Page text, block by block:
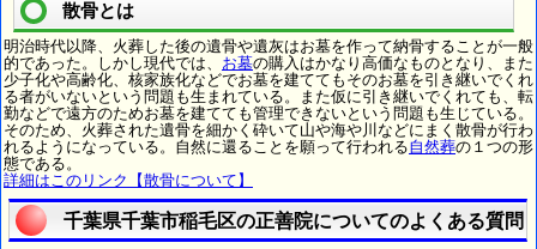
散骨とは
明治時代以降、火葬した後の遺骨や遺灰はお墓を作って納骨することが一般
的であった。しかし現代では、 お墓の購入はかなり高価なものとなり、また
少子化や高齢化、核家族化などでお墓を建ててもそのお墓を引き継いでくれ
る者がいないという問題も生まれている。また仮に引き継いでくれても、転
勤などで遠方のためお墓を建てても管理できないという問題も生じている。
そのため、火葬された遺骨を細かく砕いて山や海や川などにまく散骨が行わ
れるようになっている。自然に還ることを願って行われる自然葬の１つの形
態である。
詳細はこのリンク【散骨について】
千葉県千葉市稲毛区の正善院についてのよくある質問